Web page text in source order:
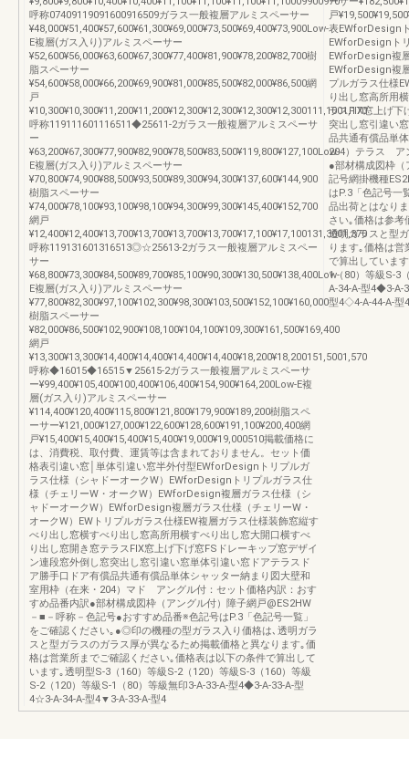
呼称07409119091600916509ガラス一般複層アルミスペーサー
¥48,000¥51,400¥57,600¥61,300¥69,000¥73,500¥69,400¥73,900Low-
E複層(ガス入り)アルミスペーサー
¥52,600¥56,000¥63,600¥67,300¥77,400¥81,900¥78,200¥82,700樹
脂スペーサー
¥54,600¥58,000¥66,200¥69,900¥81,000¥85,500¥82,000¥86,500網
戸
¥10,300¥10,300¥11,200¥11,200¥12,300¥12,300¥12,300¥12,300111,1001,170
呼称119111601116511◆25611-2ガラス一般複層アルミスペーサ
ー
¥63,200¥67,300¥77,900¥82,900¥78,500¥83,500¥119,800¥127,100Low-
E複層(ガス入り)アルミスペーサー
¥70,800¥74,900¥88,500¥93,500¥89,300¥94,300¥137,600¥144,900
樹脂スペーサー
¥74,000¥78,100¥93,100¥98,100¥94,300¥99,300¥145,400¥152,700
網戸
¥12,400¥12,400¥13,700¥13,700¥13,700¥13,700¥17,100¥17,100131,3001,370
呼称119131601316513◎☆25613-2ガラス一般複層アルミスペー
サー
¥68,800¥73,300¥84,500¥89,700¥85,100¥90,300¥130,500¥138,400Low-
E複層(ガス入り)アルミスペーサー
¥77,800¥82,300¥97,100¥102,300¥98,300¥103,500¥152,100¥160,000
樹脂スペーサー
¥82,000¥86,500¥102,900¥108,100¥104,100¥109,300¥161,500¥169,400
網戸
¥13,300¥13,300¥14,400¥14,400¥14,400¥14,400¥18,200¥18,200151,5001,570
呼称◆16015◆16515▼25615-2ガラス一般複層アルミスペーサ
ー¥99,400¥105,400¥100,400¥106,400¥154,900¥164,200Low-E複
層(ガス入り)アルミスペーサー
¥114,400¥120,400¥115,800¥121,800¥179,900¥189,200樹脂スペ
ーサー¥121,000¥127,000¥122,600¥128,600¥191,100¥200,400網
戸¥15,400¥15,400¥15,400¥15,400¥19,000¥19,000510掲載価格に
は、消費税、取付費、運賃等は含まれておりません。セット価
格表引違い窓│単体引違い窓半外付型EWforDesignトリプルガ
ラス仕様（シャドーオークW）EWforDesignトリプルガラス仕
様（チェリーW・オークW）EWforDesign複層ガラス仕様（シ
ャドーオークW）EWforDesign複層ガラス仕様（チェリーW・
オークW）EWトリプルガラス仕様EW複層ガラス仕様装飾窓縦す
べり出し窓横すべり出し窓高所用横すべり出し窓大開口横すべ
り出し窓開き窓テラスFIX窓上げ下げ窓FSドレーキップ窓デザイ
ン連段窓外倒し窓突出し窓引違い窓単体引違い窓ドアテラスド
ア勝手口ドア有償品共通有償品単体シャッター納まり図大壁和
室用枠（在来・204）マド アングル付：セット価格内訳：おす
すめ品番内訳●部材構成図枠（アングル付）障子網戸@ES2HW
－■－呼称－色記号●おすすめ品番※色記号はP.3「色記号一覧」
をご確認ください｡●◎印の機種の型ガラス入り価格は､透明ガラ
スと型ガラスのガラス厚が異なるため掲載価格と異なります｡価
格は営業所までご確認ください｡価格表は以下の条件で算出して
います｡透明型S-3（160）等級S-2（120）等級S-3（160）等級
S-2（120）等級S-1（80）等級無印3-A-33-A-型4◆3-A-33-A-型
4☆3-A-34-A-型4▼3-A-33-A-型4
戸
表EWforDesign
EWforDesignト
EWforDesign複
EWforDesign複
プルガラス仕様
り出し窓高所用
ラスFIX窓上げ下
突出し窓引違い
品共通有償品単
204）テラス ア
●部材構成図枠（
記号網掛機種
はP.3「色記号一
品出荷とはなり
さい｡価格は参
透明ガラスと型
ります｡価格は
で算出していま
1（80）等級S-3
A-34-A-型4◆3-A-
型4◇4-A-44-A-型4